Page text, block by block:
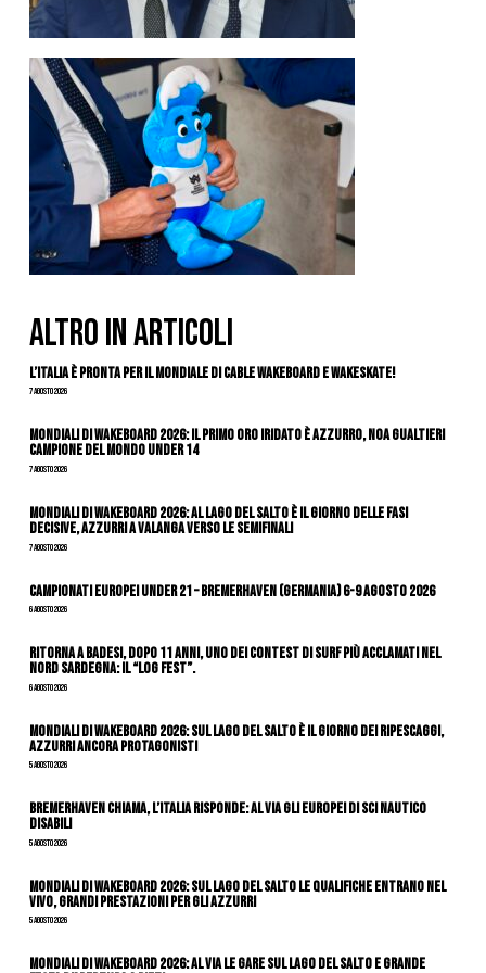
ALTRO IN ARTICOLI
L’Italia è pronta per il Mondiale di Cable Wakeboard e Wakeskate!
7 Agosto 2026
Mondiali di Wakeboard 2026: il primo oro iridato è azzurro, Noa Gualtieri
campione del mondo Under 14
7 Agosto 2026
Mondiali di Wakeboard 2026: al Lago del Salto è il giorno delle fasi
decisive, azzurri a valanga verso le semifinali
7 Agosto 2026
Campionati Europei Under 21 – Bremerhaven (Germania) 6-9 agosto 2026
6 Agosto 2026
Ritorna a Badesi, dopo 11 anni, uno dei contest di surf più acclamati nel
nord Sardegna: il “Log Fest”.
6 Agosto 2026
Mondiali di Wakeboard 2026: sul Lago del Salto è il giorno dei ripescaggi,
azzurri ancora protagonisti
5 Agosto 2026
Bremerhaven chiama, l’Italia risponde: al via gli Europei di Sci Nautico
Disabili
5 Agosto 2026
Mondiali di Wakeboard 2026: sul Lago del Salto le qualifiche entrano nel
vivo, grandi prestazioni per gli azzurri
5 Agosto 2026
Mondiali di Wakeboard 2026: al via le gare sul Lago del Salto e grande